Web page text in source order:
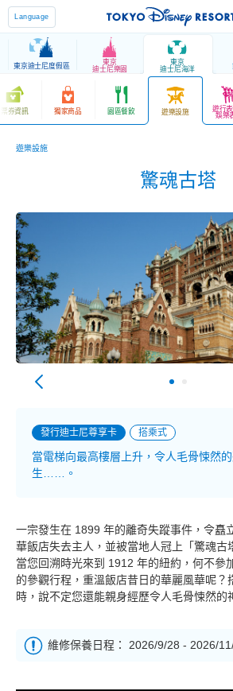
Language
東京迪士尼度假區
東京
迪士尼樂園
東京
迪士尼海洋
票券資訊 獨家商品 園區餐飲 遊樂設施 遊行
娛樂
遊樂設施
驚魂古塔
發行迪士尼尊享卡 搭乘式
當電梯向最高樓層上升，令人毛骨悚然
生……。
一宗發生在 1899 年的離奇失蹤事件，令矗
華飯店失去主人，並被當地人冠上「驚魂古
當您回溯時光來到 1912 年的紐約，何不參
的參觀行程，重溫飯店昔日的華麗風華呢？
時，說不定您還能親身經歷令人毛骨悚然
維修保養日程： 2026/9/28 - 2026/